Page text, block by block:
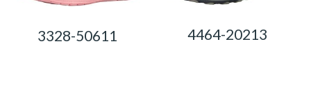
3328-50611 4464-20213